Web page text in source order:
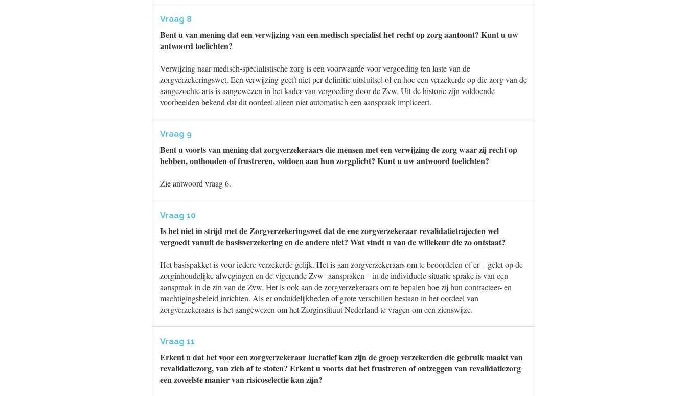
Vraag 8
Bent u van mening dat een verwijzing van een medisch specialist het recht op zorg aantoont? Kunt u uw
antwoord toelichten?
Verwijzing naar medisch-specialistische zorg is een voorwaarde voor vergoeding ten laste van de
zorgverzekeringswet. Een verwijzing geeft niet per definitie uitsluitsel of en hoe een verzekerde op die zorg van de
aangezochte arts is aangewezen in het kader van vergoeding door de Zvw. Uit de historie zijn voldoende
voorbeelden bekend dat dit oordeel alleen niet automatisch een aanspraak impliceert.
Vraag 9
Bent u voorts van mening dat zorgverzekeraars die mensen met een verwijzing de zorg waar zij recht op
hebben, onthouden of frustreren, voldoen aan hun zorgplicht? Kunt u uw antwoord toelichten?
Zie antwoord vraag 6.
Vraag 10
Is het niet in strijd met de Zorgverzekeringswet dat de ene zorgverzekeraar revalidatietrajecten wel
vergoedt vanuit de basisverzekering en de andere niet? Wat vindt u van de willekeur die zo ontstaat?
Het basispakket is voor iedere verzekerde gelijk. Het is aan zorgverzekeraars om te beoordelen of er – gelet op de
zorginhoudelijke afwegingen en de vigerende Zvw- aanspraken – in de individuele situatie sprake is van een
aanspraak in de zin van de Zvw. Het is ook aan de zorgverzekeraars om te bepalen hoe zij hun contracteer- en
machtigingsbeleid inrichten. Als er onduidelijkheden of grote verschillen bestaan in het oordeel van
zorgverzekeraars is het aangewezen om het Zorginstituut Nederland te vragen om een zienswijze.
Vraag 11
Erkent u dat het voor een zorgverzekeraar lucratief kan zijn de groep verzekerden die gebruik maakt van
revalidatiezorg, van zich af te stoten? Erkent u voorts dat het frustreren of ontzeggen van revalidatiezorg
een zoveelste manier van risicoselectie kan zijn?